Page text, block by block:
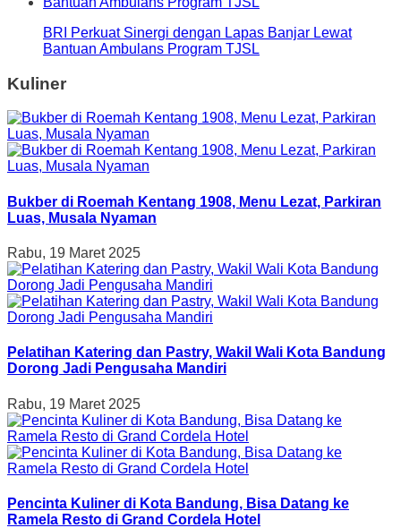
BRI Perkuat Sinergi dengan Lapas Banjar Lewat
Bantuan Ambulans Program TJSL
Kuliner
Bukber di Roemah Kentang 1908, Menu Lezat, Parkiran
Luas, Musala Nyaman
Rabu, 19 Maret 2025
Pelatihan Katering dan Pastry, Wakil Wali Kota Bandung
Dorong Jadi Pengusaha Mandiri
Rabu, 19 Maret 2025
Pencinta Kuliner di Kota Bandung, Bisa Datang ke
Ramela Resto di Grand Cordela Hotel